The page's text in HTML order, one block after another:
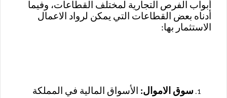
أبواب الفرص التجارية لمختلف القطاعات، وفيما
أدناه بعض القطاعات التي يمكن لرواد الاعمال
الاستثمار بها:
سوق الاموال: الأسواق المالية في المملكة